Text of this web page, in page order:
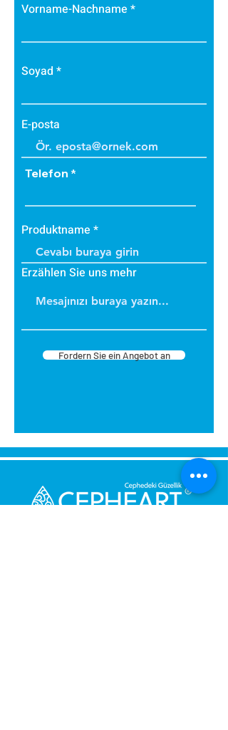
Vorname-Nachname
Soyad
E-posta
Telefon
Produktname
Erzählen Sie uns mehr
Fordern Sie ein Angebot an